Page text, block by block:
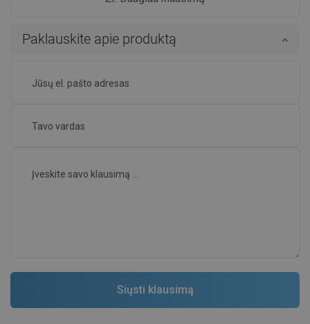
Paklauskite apie produktą